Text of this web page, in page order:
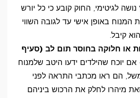
לגיטימי, החוק קובע כי כל יורש
המנוח באופן אישי עד לגובה השווי
קיבל.
או חלוקה בחוסר תום לב (סעיף
אם יוכח שהילדים ידעו היטב שלמנוח
הם ראו מכתבי התראה לפני
מיהרו לחלק את הרכוש ביניהם